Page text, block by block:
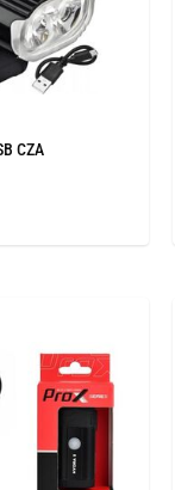
CZA